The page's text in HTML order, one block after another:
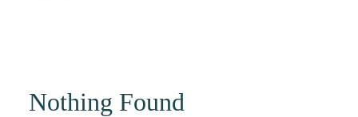
Nothing Found